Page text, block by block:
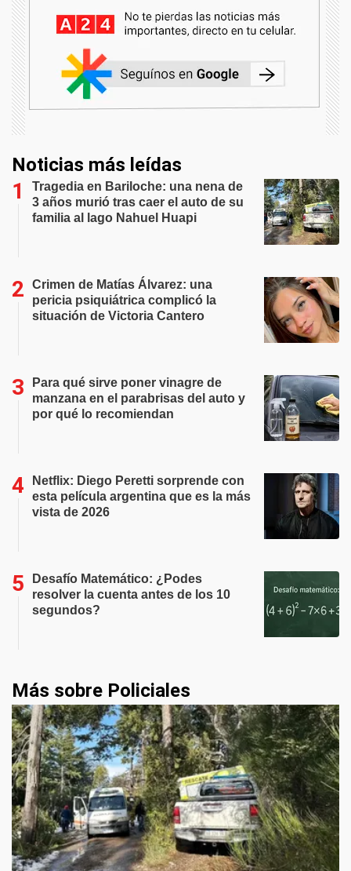
Noticias más leídas
Tragedia en Bariloche: una nena de
3 años murió tras caer el auto de su
familia al lago Nahuel Huapi
Crimen de Matías Álvarez: una
pericia psiquiátrica complicó la
situación de Victoria Cantero
Para qué sirve poner vinagre de
manzana en el parabrisas del auto y
por qué lo recomiendan
Netflix: Diego Peretti sorprende con
esta película argentina que es la más
vista de 2026
Desafío Matemático: ¿Podes
resolver la cuenta antes de los 10
segundos?
Más sobre Policiales